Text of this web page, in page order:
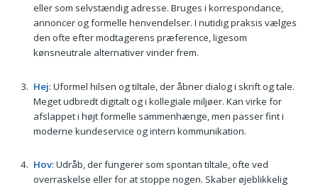
eller som selvstændig adresse. Bruges i korrespondance,
annoncer og formelle henvendelser. I nutidig praksis vælges
den ofte efter modtagerens præference, ligesom
kønsneutrale alternativer vinder frem.
Hej: Uformel hilsen og tiltale, der åbner dialog i skrift og tale.
Meget udbredt digitalt og i kollegiale miljøer. Kan virke for
afslappet i højt formelle sammenhænge, men passer fint i
moderne kundeservice og intern kommunikation.
Hov: Udråb, der fungerer som spontan tiltale, ofte ved
overraskelse eller for at stoppe nogen. Skaber øjeblikkelig